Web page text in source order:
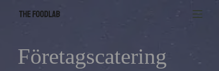
Företagscatering